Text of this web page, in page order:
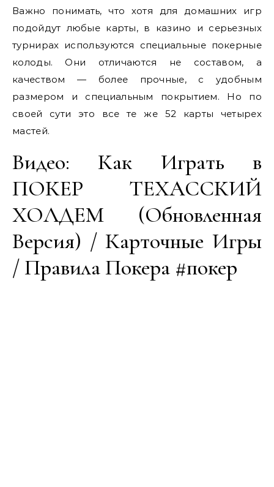
Важно понимать, что хотя для домашних игр
подойдут любые карты, в казино и серьезных
турнирах используются специальные покерные
колоды. Они отличаются не составом, а
качеством — более прочные, с удобным
размером и специальным покрытием. Но по
своей сути это все те же 52 карты четырех
мастей.
Видео: Как Играть в
ПОКЕР ТЕХАССКИЙ
ХОЛДЕМ (Обновленная
Версия) / Карточные Игры
/ Правила Покера #покер